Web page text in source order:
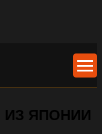
ИЗ ЯПОНИИ